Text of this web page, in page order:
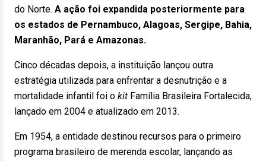
do Norte. A ação foi expandida posteriormente para
os estados de Pernambuco, Alagoas, Sergipe, Bahia,
Maranhão, Pará e Amazonas.
Cinco décadas depois, a instituição lançou outra
estratégia utilizada para enfrentar a desnutrição e a
mortalidade infantil foi o kit Família Brasileira Fortalecida,
lançado em 2004 e atualizado em 2013.
Em 1954, a entidade destinou recursos para o primeiro
programa brasileiro de merenda escolar, lançando as